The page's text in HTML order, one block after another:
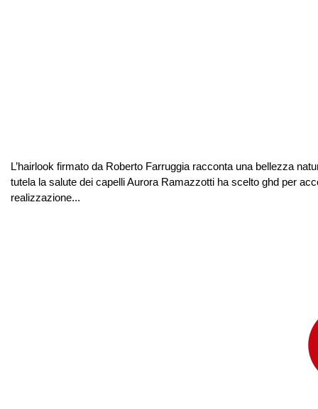
L’hairlook firmato da Roberto Farruggia racconta una bellezza
tutela la salute dei capelli Aurora Ramazzotti ha scelto ghd per
realizzazione...